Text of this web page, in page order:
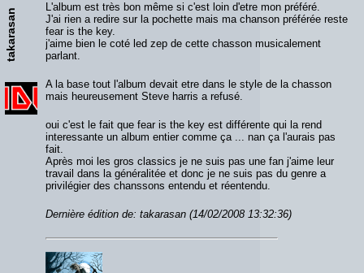
takarasan
L'album est très bon même si c'est loin d'etre mon préféré.
J'ai rien a redire sur la pochette mais ma chanson préférée reste
fear is the key.
j'aime bien le coté led zep de cette chasson musicalement
parlant.
A la base tout l'album devait etre dans le style de la chasson
mais heureusement Steve harris a refusé.
oui c'est le fait que fear is the key est différente qui la rend
interessante un album entier comme ça ... nan ça l'aurais pas
fait.
Après moi les gros classics je ne suis pas une fan j'aime leur
travail dans la généralitée et donc je ne suis pas du genre a
privilégier des chanssons entendu et réentendu.
Dernière édition de: takarasan (14/02/2008 13:32:36)